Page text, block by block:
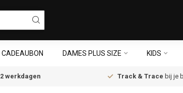
CADEAUBON DAMES PLUS SIZE KIDS
2 werkdagen Track & Trace bij je